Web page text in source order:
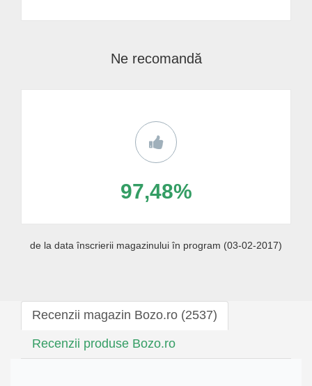
Ne recomandă
97,48%
de la data înscrierii magazinului în program (03-02-2017)
Recenzii magazin Bozo.ro (2537)
Recenzii produse Bozo.ro